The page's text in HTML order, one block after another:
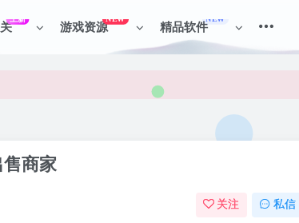
上新
游戏资源
NEW
精品软件
NEW
升网创认知。
升网创认知。
售商家
关注 私信